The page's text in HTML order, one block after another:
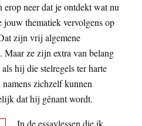
neer dat je ontdekt wat nu
thematiek vervolgens op
zijn vrij algemene
ze zijn extra van belang
hij die stelregels ter harte
zichzelf kunnen
dat hij gênant wordt.
In de essaylessen die ik